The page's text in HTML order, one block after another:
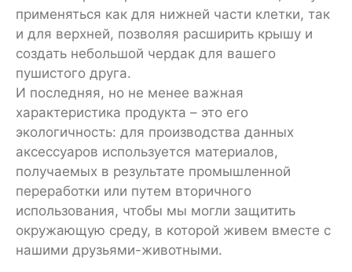
применяться как для нижней части клетки, так
и для верхней, позволяя расширить крышу и
создать небольшой чердак для вашего
пушистого друга.
И последняя, но не менее важная
характеристика продукта – это его
экологичность: для производства данных
аксессуаров используется материалов,
получаемых в результате промышленной
переработки или путем вторичного
использования, чтобы мы могли защитить
окружающую среду, в которой живем вместе с
нашими друзьями-животными.